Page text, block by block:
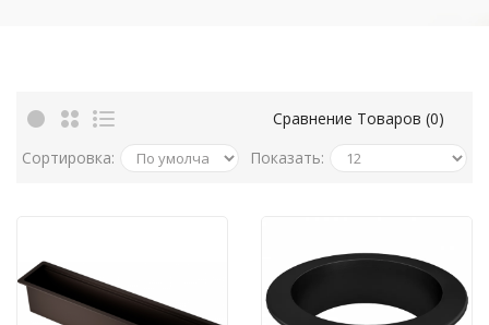
Сравнение Товаров (0)
Сортировка:
Показать: